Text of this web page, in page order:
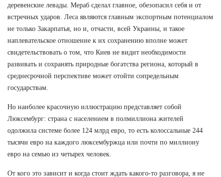
деревенские левады. Мераб сделал главное, обезопасил себя и от
встречных ударов. Леса являются главным экспортным потенциалом
не только Закарпатья, но и, отчасти, всей Украины, и такое
наплевательское отношение к их сохранению вполне может
свидетельствовать о том, что Киев не видит необходимости
развивать и сохранять природные богатства региона, который в
среднесрочной перспективе может отойти сопредельным
государствам.
Но наиболее красочную иллюстрацию представляет собой
Люксембург: страна с населением в полмиллиона жителей
одолжила системе более 124 млрд евро, то есть колоссальные 244
тысячи евро на каждого люксембуржца или почти по миллиону
евро на семью из четырех человек.
От кого это зависит и когда стоит ждать какого-то разговора, я не